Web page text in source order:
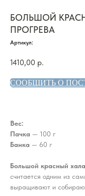
БОЛЬШОЙ
ПРОГРЕВА
Артикул:
1410,00 р.
СООБЩИТЬ О
Вес:
Пачка — 100 г
Банка — 60 г
Большой красный
считается одним из
выращивают и